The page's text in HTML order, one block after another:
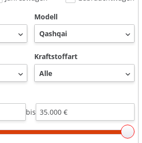
Modell
Kraftstoffart
bis